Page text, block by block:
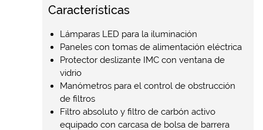
Características
Lámparas LED para la iluminación
Paneles con tomas de alimentación eléctrica
Protector deslizante IMC con ventana de
vidrio
Manómetros para el control de obstrucción
de filtros
Filtro absoluto y filtro de carbón activo
equipado con carcasa de bolsa de barrera